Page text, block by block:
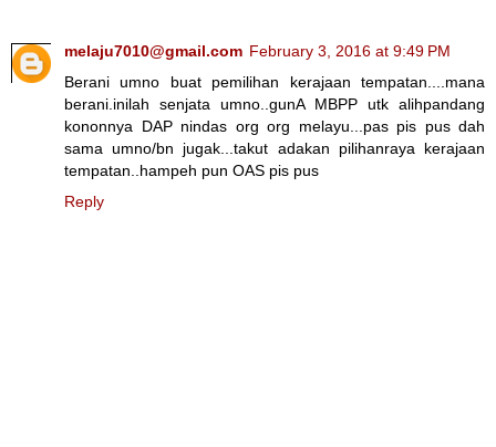
melaju7010@gmail.com February 3, 2016 at 9:49 PM
Berani umno buat pemilihan kerajaan tempatan....mana
berani.inilah senjata umno..gunA MBPP utk alihpandang
kononnya DAP nindas org org melayu...pas pis pus dah
sama umno/bn jugak...takut adakan pilihanraya kerajaan
tempatan..hampeh pun OAS pis pus
Reply